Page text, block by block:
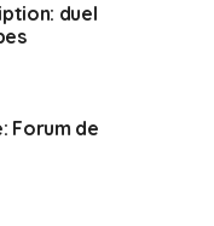
duel
Forum de